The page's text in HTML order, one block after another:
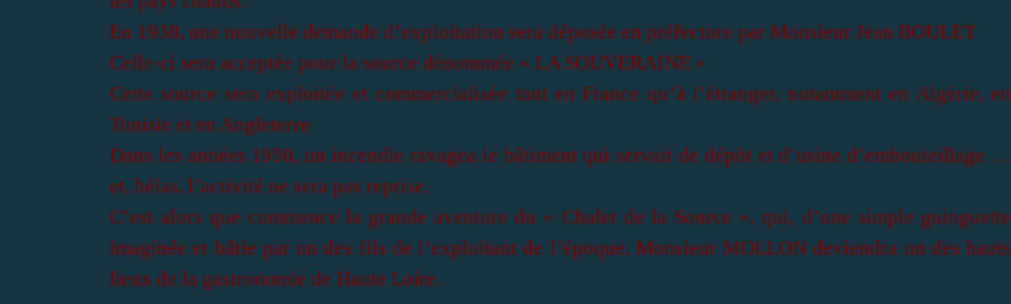
En 1938, une nouvelle demande d’exploitation sera déposée en préfecture par Monsieur Jean BOULET
Celle-ci sera acceptée pour la source dénommée « LA SOUVERAINE »
Cette source sera exploitée et commercialisée tant en France qu’à l’étranger, notamment en Algérie, en
Tunisie et en Angleterre
Dans les années 1950, un incendie ravagea le bâtiment qui servait de dépôt et d’usine d’embouteillage …
et, hélas, l’activité ne sera pas reprise.
C’est alors que commence la grande aventure du « Chalet de la Source », qui, d’une simple guinguette
imaginée et bâtie par un des fils de l’exploitant de l’époque, Monsieur MOLLON deviendra un des hauts
lieux de la gastronomie de Haute Loire.